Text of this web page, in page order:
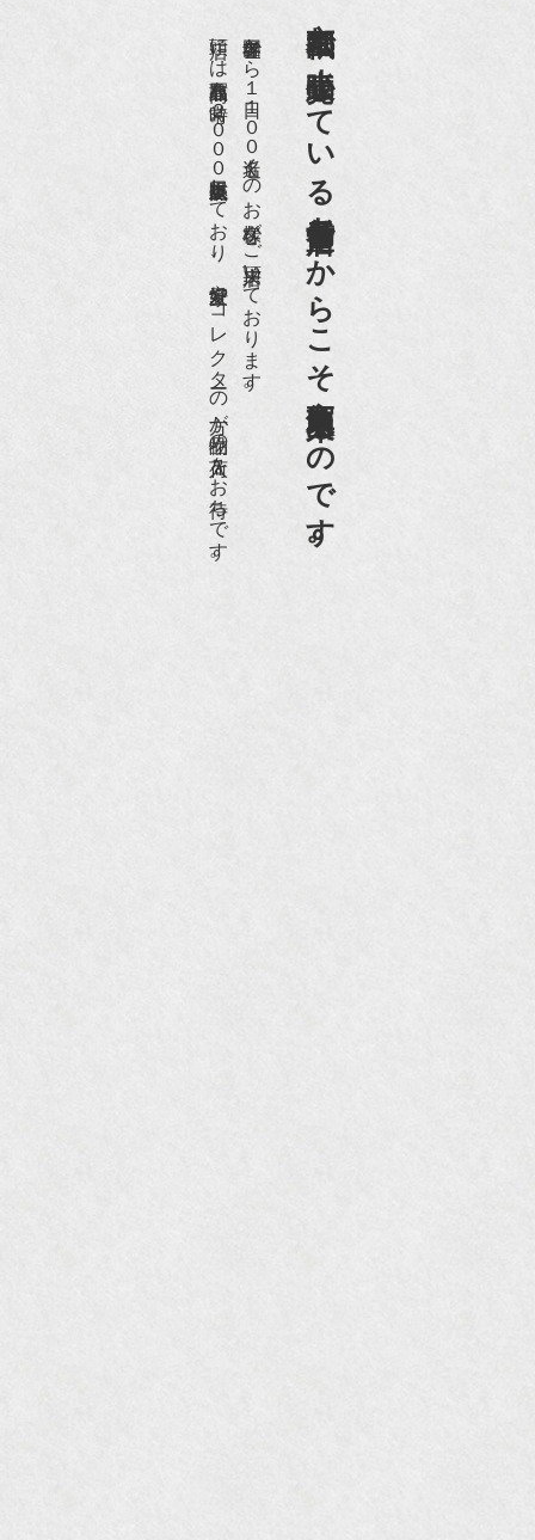
京都祇園で小売販売している
老舗骨董店だからこそ高価買取出来るのです。
世界各国から１日１００名近くのお客様がご来店頂いております。
店頭には買取商品を常時２０００点以上展示販売しており、
愛好家やコレクターの方が品物の入荷をお待ちです。